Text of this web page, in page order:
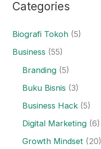
Categories
Biografi Tokoh (5)
Business (55)
Branding (5)
Buku Bisnis (3)
Business Hack (5)
Digital Marketing (6)
Growth Mindset (20)